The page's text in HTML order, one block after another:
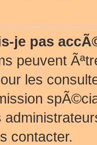
je pas
peuvent
les
contacter.